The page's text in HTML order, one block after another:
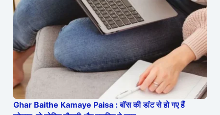
Ghar Baithe Kamaye Paisa : बॉस की डांट से हो गए हैं